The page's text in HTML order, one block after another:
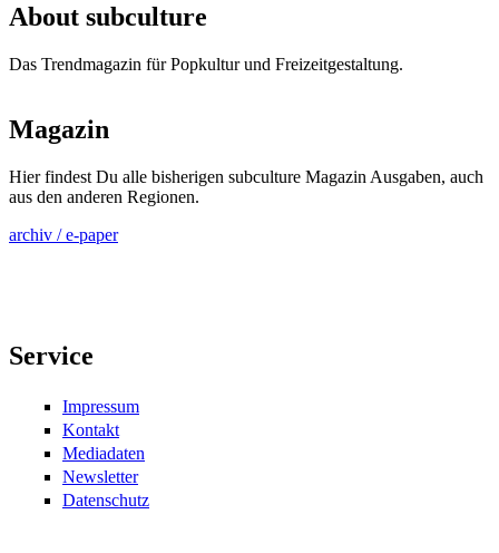
About subculture
Das Trendmagazin für Popkultur und Freizeitgestaltung.
Magazin
Hier findest Du alle bisherigen subculture Magazin Ausgaben, auch
aus den anderen Regionen.
archiv / e-paper
Service
Impressum
Kontakt
Mediadaten
Newsletter
Datenschutz